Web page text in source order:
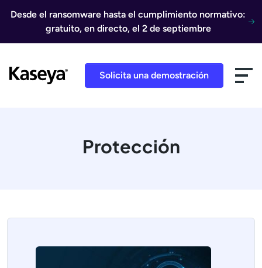
Desde el ransomware hasta el cumplimiento normativo:
gratuito, en directo, el 2 de septiembre
Solicita una demostración
Protección